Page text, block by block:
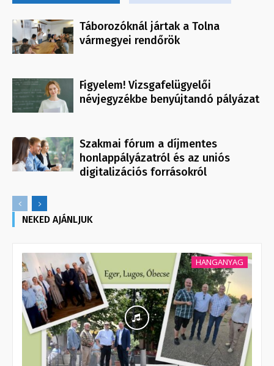
Táborozóknál jártak a Tolna
vármegyei rendőrök
Figyelem! Vizsgafelügyelői
névjegyzékbe benyújtandó pályázat
Szakmai fórum a díjmentes
honlappályázatról és az uniós
digitalizációs forrásokról
NEKED AJÁNLJUK
HANGANYAG